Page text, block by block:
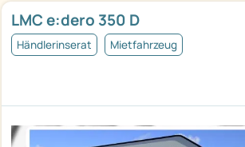
LMC e:dero 350 D
Händlerinserat Mietfahrzeug